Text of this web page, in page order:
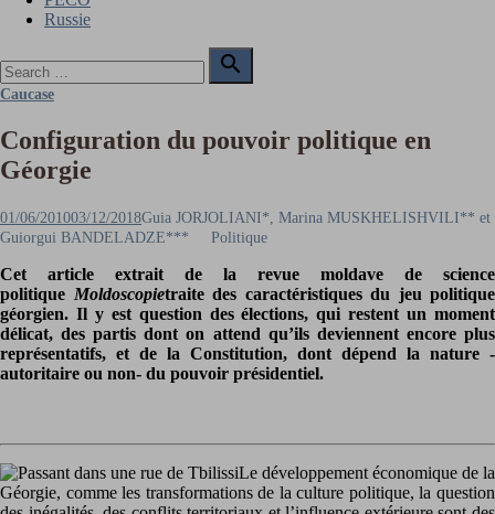
Russie
for:

Search
Caucase
Configuration du pouvoir politique en
Géorgie
Posted
on
01/06/201003/12/2018Author
Guia JORJOLIANI*, Marina MUSKHELISHVILI** et
Guiorgui BANDELADZE***
Politique
Cet article extrait de la revue moldave de science
politique Moldoscopietraite des caractéristiques du jeu politique
géorgien. Il y est question des élections, qui restent un moment
délicat, des partis dont on attend qu’ils deviennent encore plus
représentatifs, et de la Constitution, dont dépend la nature -
autoritaire ou non- du pouvoir présidentiel.
Le développement économique de la
Géorgie, comme les transformations de la culture politique, la question